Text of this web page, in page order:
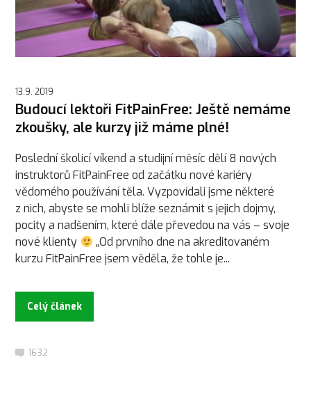
13.9. 2019
Budoucí lektoři FitPainFree: Ještě nemáme
zkoušky, ale kurzy již máme plné!
Poslední školicí víkend a studijní měsíc dělí 8 nových
instruktorů FitPainFree od začátku nové kariéry
vědomého používání těla. Vyzpovídali jsme některé
z nich, abyste se mohli blíže seznámit s jejich dojmy,
pocity a nadšením, které dále převedou na vás – svoje
nové klienty
„Od prvního dne na akreditovaném
kurzu FitPainFree jsem věděla, že tohle je...
Celý článek
1632